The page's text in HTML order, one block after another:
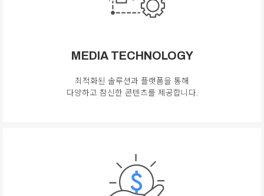
MEDIA TECHNOLOGY
최적화된 솔루션과 플랫폼을 통해
다양하고 참신한 콘텐츠를 제공합니다.